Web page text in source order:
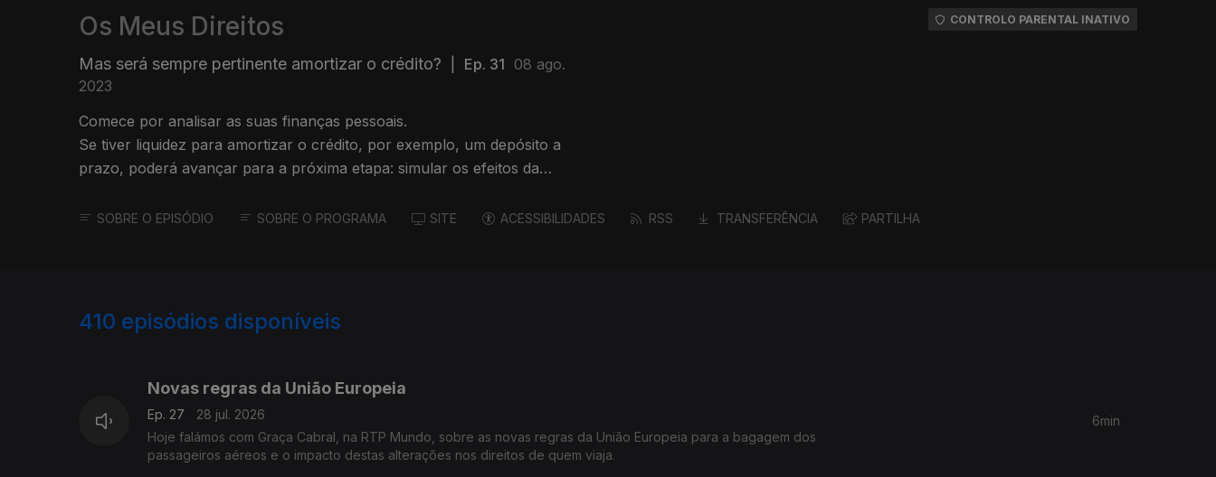
Os Meus Direitos
Mas será sempre pertinente amortizar o crédito? Ep. 31 08 ago.
2023
Comece por analisar as suas finanças pessoais.
Se tiver liquidez para amortizar o crédito, por exemplo, um depósito a
prazo, poderá avançar para a próxima etapa: simular os efeitos da
CONTROLO PARENTAL INATIVO
SOBRE O EPISÓDIO SOBRE O PROGRAMA SITE ACESSIBILIDADES RSS TRANSFERÊNCIA PARTILHA
410 episódios disponíveis
Novas regras da União Europeia
Ep. 27
28 jul. 2026
Hoje falámos com Graça Cabral, na RTP Mundo, sobre as novas regras da União Europeia para a bagagem dos
passageiros aéreos e o impacto destas alterações nos direitos de quem viaja.
6min